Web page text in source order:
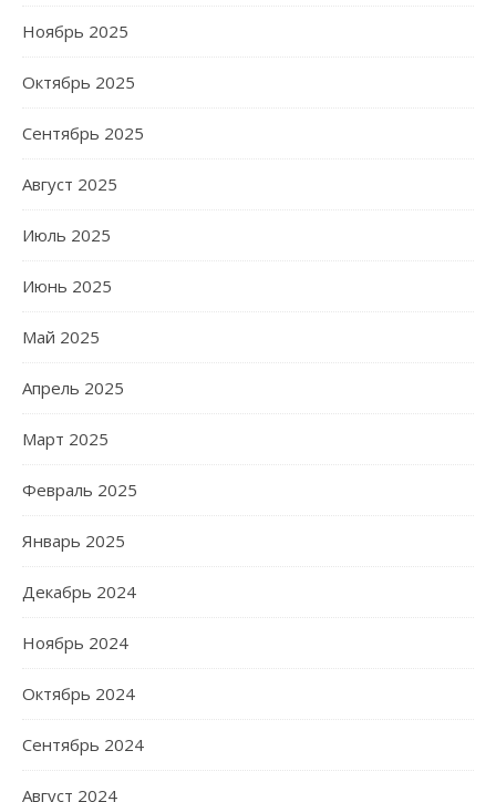
Ноябрь 2025
Октябрь 2025
Сентябрь 2025
Август 2025
Июль 2025
Июнь 2025
Май 2025
Апрель 2025
Март 2025
Февраль 2025
Январь 2025
Декабрь 2024
Ноябрь 2024
Октябрь 2024
Сентябрь 2024
Август 2024